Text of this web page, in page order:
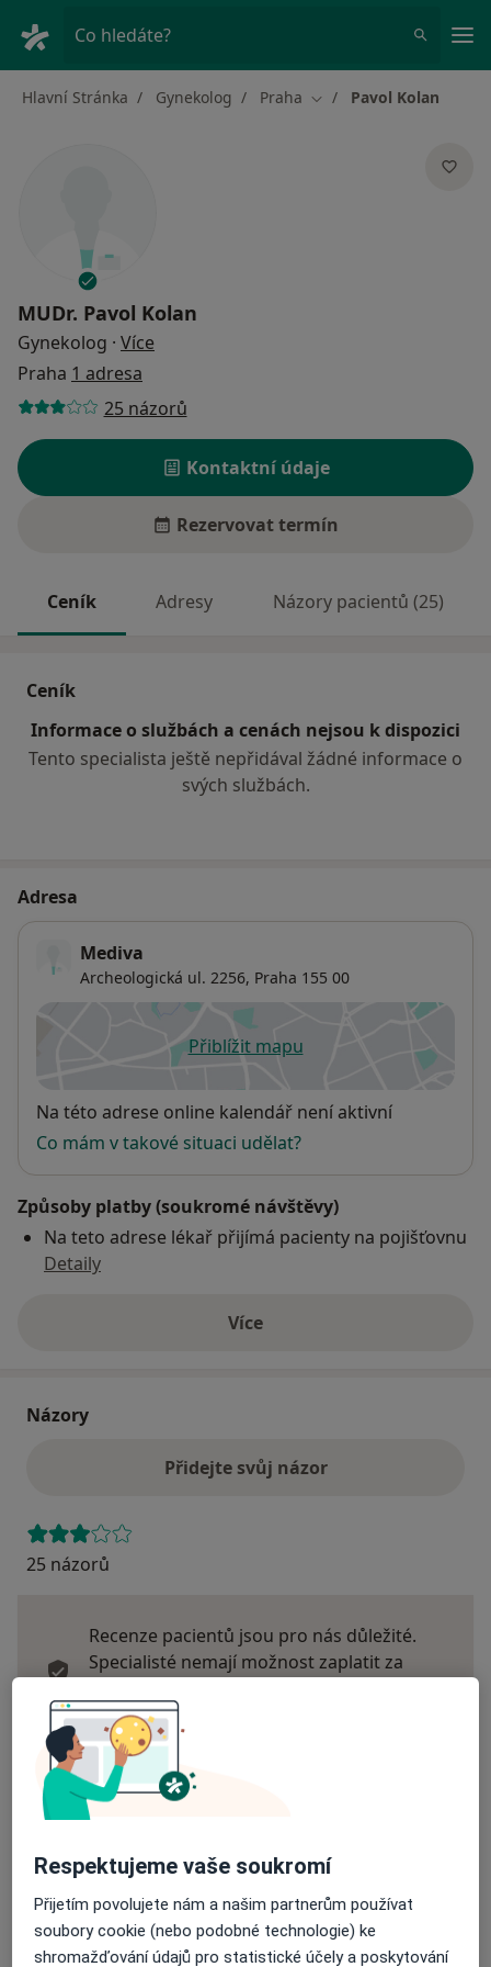
Co hledáte?
Hlavní Stránka Gynekolog Praha Změna města
Pavol Kolan
MUDr. Pavol Kolan
Gynekolog · Více
Praha 1 adresa
25 názorů
Kontaktní údaje
Rezervovat termín
Ceník Adresy Názory pacientů (25)
Ceník
Informace o službách a cenách nejsou k dispozici
Tento specialista ještě nepřidával žádné informace o
svých službách.
Adresa
Mediva
Archeologická ul. 2256, Praha 155 00
Přiblížit mapuse otevře v nové záložce
Dostupnost
Na této adrese online kalendář není aktivní
Co mám v takové situaci udělat?
Způsoby platby (soukromé návštěvy)
Na teto adrese lékař přijímá pacienty na pojišťovnu
Detaily
Víceo adrese
Názory
Přidejte svůj názor
25 názorů
Recenze pacientů jsou pro nás důležité.
Specialisté nemají možnost zaplatit za
Další informace.
Hledejte v názorech
Respektujeme vaše soukromí
Přijetím povolujete nám a našim partnerům používat
soubory cookie (nebo podobné technologie) ke
shromažďování údajů pro statistické účely a poskytování